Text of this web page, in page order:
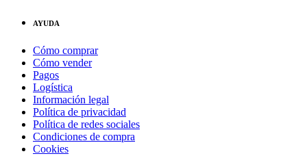
AYUDA
Cómo comprar
Cómo vender
Pagos
Logística
Información legal
Política de privacidad
Política de redes sociales
Condiciones de compra
Cookies